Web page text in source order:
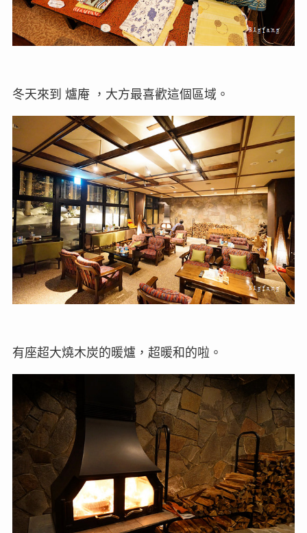
冬天來到 爐庵 ，大方最喜歡這個區域。
有座超大燒木炭的暖爐，超暖和的啦。